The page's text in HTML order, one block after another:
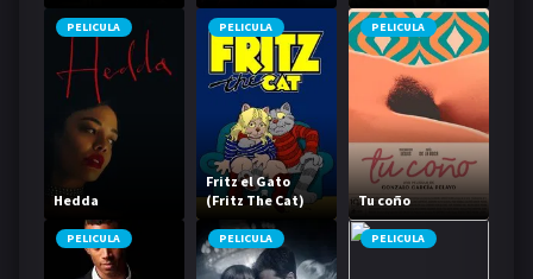
PELICULA
Hedda
PELICULA
Fritz el Gato
(Fritz The Cat)
PELICULA
Tu coño
PELICULA PELICULA PELICULA